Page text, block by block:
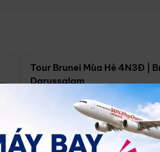
Tour Brunei Mùa Hè 4N3Đ |
Darussalam
Hồ Chí Minh 4N3Đ
30/08 17/09 24/09